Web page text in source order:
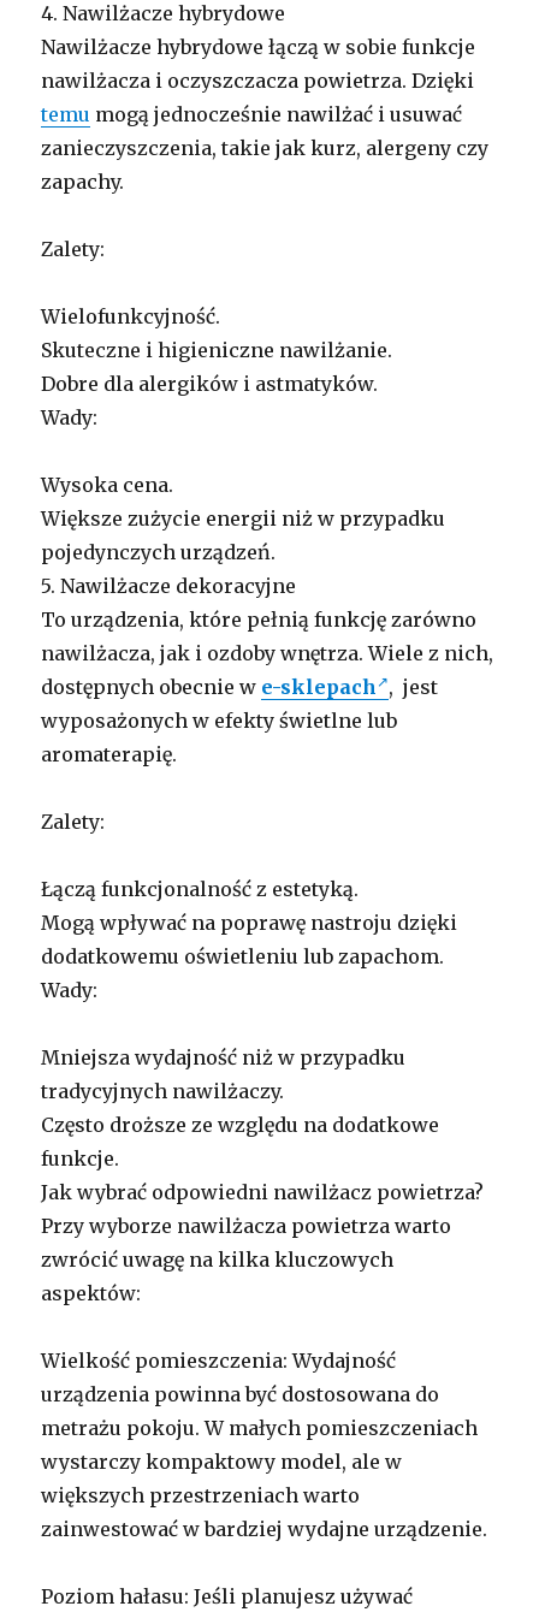
4. Nawilżacze hybrydowe
Nawilżacze hybrydowe łączą w sobie funkcje
nawilżacza i oczyszczacza powietrza. Dzięki
temu mogą jednocześnie nawilżać i usuwać
zanieczyszczenia, takie jak kurz, alergeny czy
zapachy.
Zalety:
Wielofunkcyjność.
Skuteczne i higieniczne nawilżanie.
Dobre dla alergików i astmatyków.
Wady:
Wysoka cena.
Większe zużycie energii niż w przypadku
pojedynczych urządzeń.
5. Nawilżacze dekoracyjne
To urządzenia, które pełnią funkcję zarówno
nawilżacza, jak i ozdoby wnętrza. Wiele z nich,
dostępnych obecnie w e-sklepach
, jest
wyposażonych w efekty świetlne lub
aromaterapię.
Zalety:
Łączą funkcjonalność z estetyką.
Mogą wpływać na poprawę nastroju dzięki
dodatkowemu oświetleniu lub zapachom.
Wady:
Mniejsza wydajność niż w przypadku
tradycyjnych nawilżaczy.
Często droższe ze względu na dodatkowe
funkcje.
Jak wybrać odpowiedni nawilżacz powietrza?
Przy wyborze nawilżacza powietrza warto
zwrócić uwagę na kilka kluczowych
aspektów:
Wielkość pomieszczenia: Wydajność
urządzenia powinna być dostosowana do
metrażu pokoju. W małych pomieszczeniach
wystarczy kompaktowy model, ale w
większych przestrzeniach warto
zainwestować w bardziej wydajne urządzenie.
Poziom hałasu: Jeśli planujesz używać